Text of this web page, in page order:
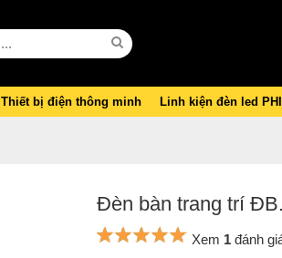
Thiết bị điện thông minh Linh kiện đèn led
Đèn bàn trang trí
Xem 1 đánh